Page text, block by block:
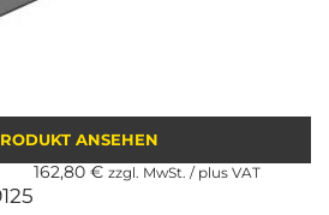
ANSEHEN
162,80 € zzgl. MwSt. / plus VAT